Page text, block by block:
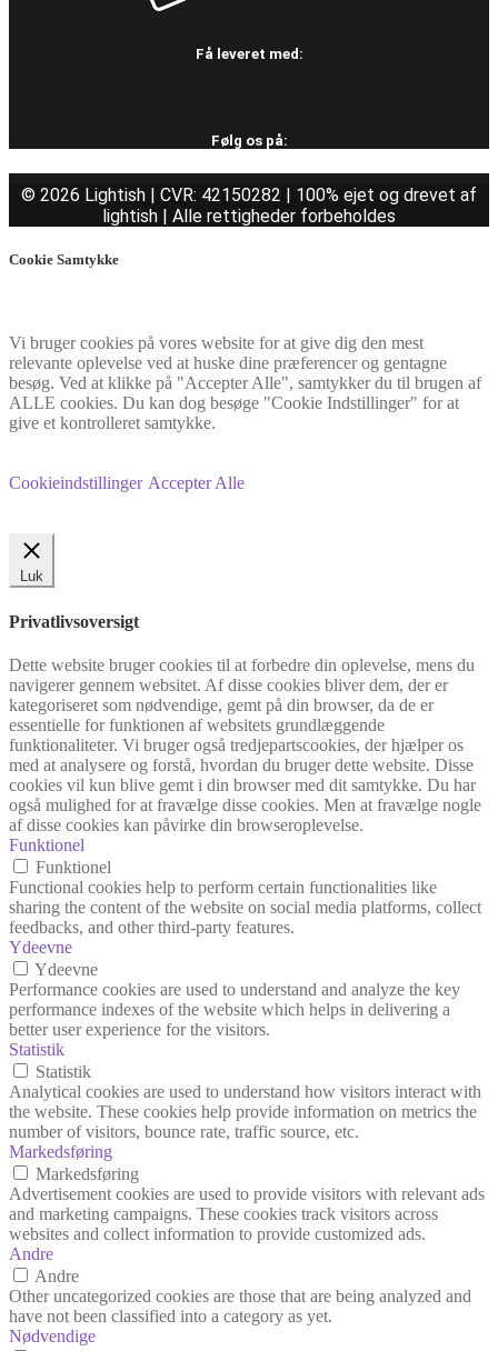
Få leveret med:
Følg os på:
© 2026 Lightish | CVR: 42150282 | 100% ejet og drevet af
lightish | Alle rettigheder forbeholdes
Cookie Samtykke
Vi bruger cookies på vores website for at give dig den mest
relevante oplevelse ved at huske dine præferencer og gentagne
besøg. Ved at klikke på "Accepter Alle", samtykker du til brugen af
ALLE cookies. Du kan dog besøge "Cookie Indstillinger" for at
give et kontrolleret samtykke.
Cookieindstillinger Accepter Alle
Luk
Privatlivsoversigt
Dette website bruger cookies til at forbedre din oplevelse, mens du
navigerer gennem websitet. Af disse cookies bliver dem, der er
kategoriseret som nødvendige, gemt på din browser, da de er
essentielle for funktionen af websitets grundlæggende
funktionaliteter. Vi bruger også tredjepartscookies, der hjælper os
med at analysere og forstå, hvordan du bruger dette website. Disse
cookies vil kun blive gemt i din browser med dit samtykke. Du har
også mulighed for at fravælge disse cookies. Men at fravælge nogle
af disse cookies kan påvirke din browseroplevelse.
Funktionel
Funktionel
Functional cookies help to perform certain functionalities like
sharing the content of the website on social media platforms, collect
feedbacks, and other third-party features.
Ydeevne
Ydeevne
Performance cookies are used to understand and analyze the key
performance indexes of the website which helps in delivering a
better user experience for the visitors.
Statistik
Statistik
Analytical cookies are used to understand how visitors interact with
the website. These cookies help provide information on metrics the
number of visitors, bounce rate, traffic source, etc.
Markedsføring
Markedsføring
Advertisement cookies are used to provide visitors with relevant ads
and marketing campaigns. These cookies track visitors across
websites and collect information to provide customized ads.
Andre
Andre
Other uncategorized cookies are those that are being analyzed and
have not been classified into a category as yet.
Nødvendige